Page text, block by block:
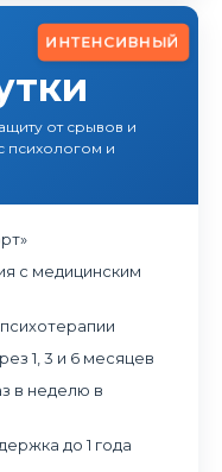
ИНТЕНСИВНЫЙ
от срывов и
психологом и
с медицинским
1, 3 и 6 месяцев
в неделю в
до 1 года